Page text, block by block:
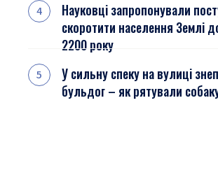
Науковці запропонували
скоротити населення Землі
2200 року
У сильну спеку на вулиці
бульдог – як рятували